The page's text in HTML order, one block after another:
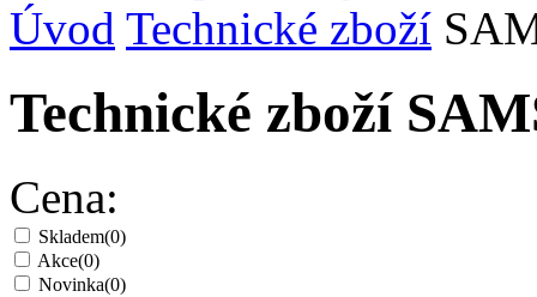
Úvod Technické zboží
Technické zboží
Cena:
Skladem(0)
Akce(0)
Novinka(0)